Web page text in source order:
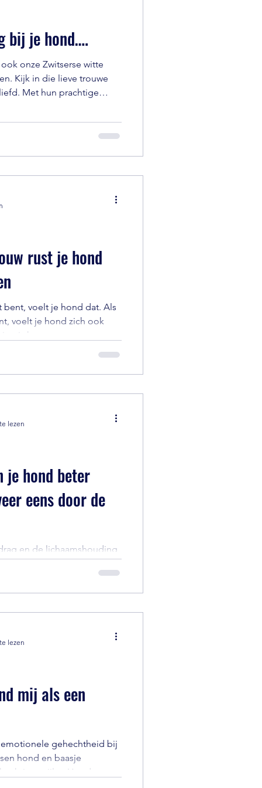
bij je hond….
onze Zwitserse witte
Kijk in die lieve trouwe
Met hun prachtige
hun baasjes en will to
Ze sluiten je voor
en directe
rust je hond
bent, voelt je hond dat. Als
voelt je hond zich ook
is het vermogen om
lastig of koppig
je hond beter
eens door de
en de lichaamshouding
eens door zijn neus.
lezen
mij als een
gehechtheid bij
hond en baasje
lezen